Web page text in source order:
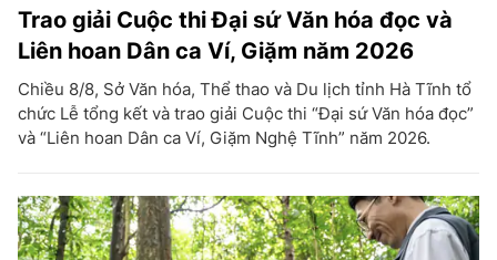
Trao giải Cuộc thi Đại sứ Văn hóa đọc và
Liên hoan Dân ca Ví, Giặm năm 2026
Chiều 8/8, Sở Văn hóa, Thể thao và Du lịch tỉnh Hà Tĩnh tổ
chức Lễ tổng kết và trao giải Cuộc thi “Đại sứ Văn hóa đọc”
và “Liên hoan Dân ca Ví, Giặm Nghệ Tĩnh” năm 2026.